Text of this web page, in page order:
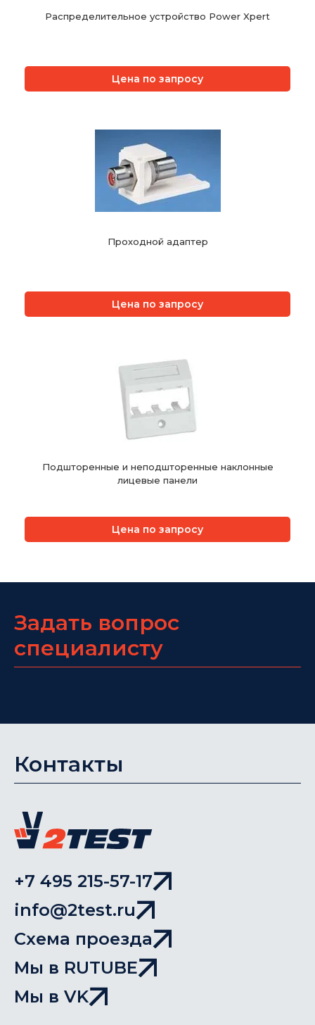
Распределительное устройство Power Xpert
Цена по запросу
Проходной адаптер
Цена по запросу
Подшторенные и неподшторенные наклонные
лицевые панели
Цена по запросу
Задать вопрос
специалисту
Контакты
+7 495 215-57-17
info@2test.ru
Схема проезда
Мы в RUTUBE
Мы в VK